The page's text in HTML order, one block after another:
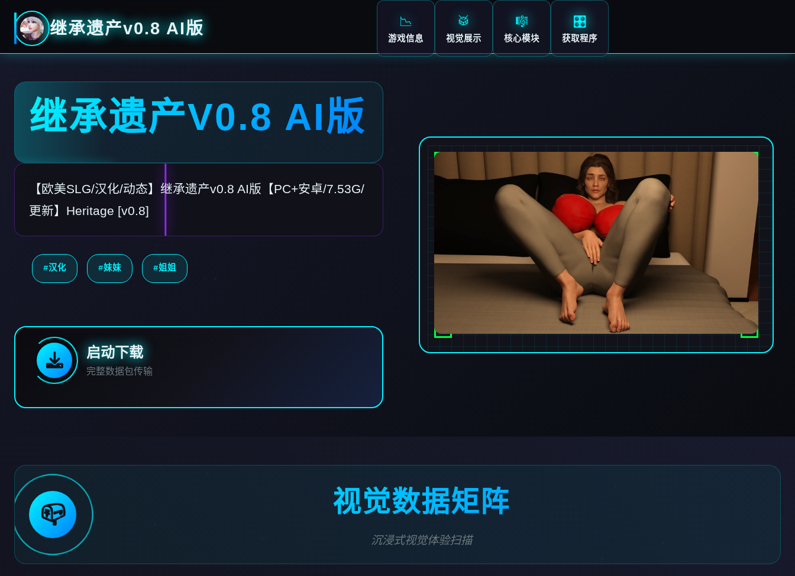
继承遗产v0.8 AI版 📉
游戏信息
🥁
视觉展示
🎼
核心模块
🎛️
获取程序
继承遗产V0.8 AI版
【欧美SLG/汉化/动态】继承遗产v0.8 AI版【PC+安卓/7.53G/
更新】Heritage [v0.8]
#汉化 #妹妹 #姐姐
启动下载
完整数据包传输
📪 视觉数据矩阵
沉浸式视觉体验扫描